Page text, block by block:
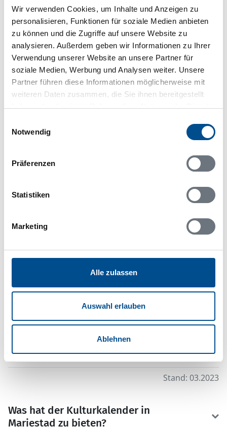
Wir verwenden Cookies, um Inhalte und Anzeigen zu
personalisieren, Funktionen für soziale Medien anbieten
zu können und die Zugriffe auf unsere Website zu
analysieren. Außerdem geben wir Informationen zu Ihrer
Verwendung unserer Website an unsere Partner für
soziale Medien, Werbung und Analysen weiter. Unsere
Partner führen diese Informationen möglicherweise mit
weiteren Daten zusammen, die Sie ihnen bereitgestellt
haben oder die sie im Rahmen Ihrer Nutzung der Dienste
Notwendig
Präferenzen
Statistiken
Marketing
Alle zulassen
Auswahl erlauben
Ablehnen
Residenz auf der Flussinsel Marieholm. Über der
Altstadt ragt der Dom (1625) gewaltige 80 Meter auf.
Populäre Ausflugsziele sind draußen die Inseln Torsö,
Djurö und Brommö (mit Brückenverbindung),
besonders für Badefreunde und Wanderer; die
Schären von Djurö sind sogar als Nationalpark
ausgewiesen. Auf Brommö gibt’s kaum Autos, aber 16
Kilometer ruhige Radwege, und bei Sjötorp die
Fakten zu Mariestad
Stand: 03.2023
Einwohnerzahl Stadt
Fläche Gemeinde
Västra Götalands län
Westschweden
Was hat der Kulturkalender in
Mariestad zu bieten?